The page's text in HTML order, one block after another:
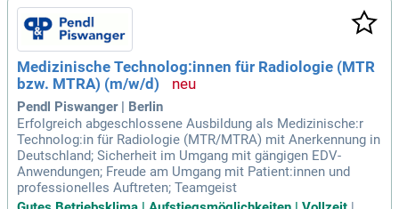
Medizinische Technolog:innen für Radiologie (MTR
bzw. MTRA) (m/w/d)
Pendl Piswanger | Berlin
Erfolgreich abgeschlossene Ausbildung als Medizinische:r
Technolog:in für Radiologie (MTR/MTRA) mit Anerkennung in
Deutschland; Sicherheit im Umgang mit gängigen EDV-
Anwendungen; Freude am Umgang mit Patient:innen und
professionelles Auftreten; Teamgeist